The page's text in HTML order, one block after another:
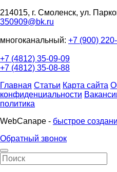
214015, г. Смоленск, ул.
350909@bk.ru
многоканальный: +7 (900)
+7 (4812) 35-09-09
+7 (4812) 35-08-88
Главная Статьи Карта сайта
конфиденциальности
политика
WebCanape - быстрое
Обратный звонок